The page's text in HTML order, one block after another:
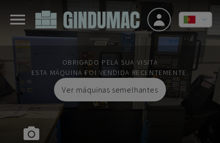
OBRIGADO PELA SUA VISITA
ESTA MÁQUINA FOI VENDIDA RECENTEMENTE.
Ver máquinas semelhantes